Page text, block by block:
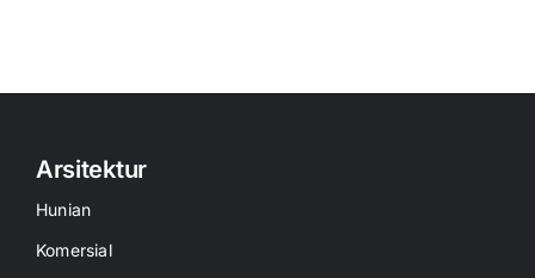
Arsitektur
Hunian
Komersial